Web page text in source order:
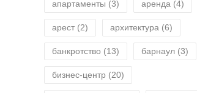
апартаменты (3) аренда (4)
арест (2) архитектура (6)
банкротство (13) барнаул (3)
бизнес-центр (20)